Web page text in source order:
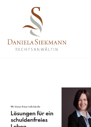
Inhalt
springen